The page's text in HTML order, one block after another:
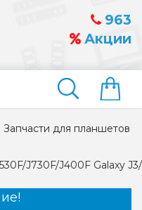
963
Акции
Найти
Запчасти для планшетов
J730F/J400F Galaxy